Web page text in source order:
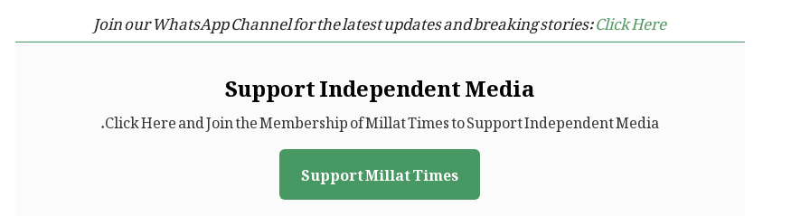
Join our WhatsApp Channel for the latest updates and breaking stories:Click Here
Support Independent Media
Click Here and Join the Membership of Millat Times to Support Independent Media.
Support Millat Times